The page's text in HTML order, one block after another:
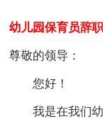
幼儿园保育员辞
尊敬的领导：
您好！
我是在我们幼